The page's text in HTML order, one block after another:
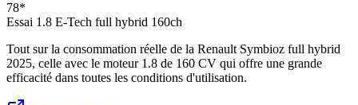
78*
Essai 1.8 E-Tech full hybrid 160ch
Tout sur la consommation réelle de la Renault Symbioz full hybrid
2025, celle avec le moteur 1.8 de 160 CV qui offre une grande
efficacité dans toutes les conditions d'utilisation.